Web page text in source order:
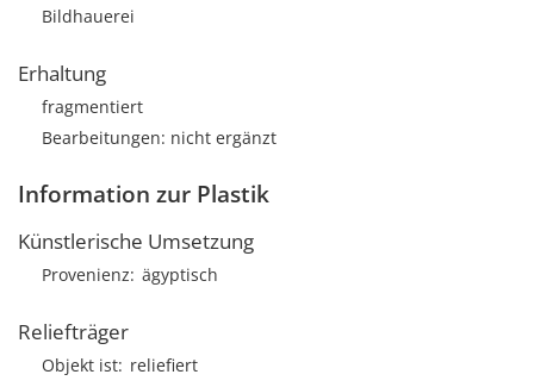
Bildhauerei
Erhaltung
fragmentiert
Bearbeitungen: nicht ergänzt
Information zur Plastik
Künstlerische Umsetzung
Provenienz ägyptisch
Reliefträger
Objekt ist reliefiert